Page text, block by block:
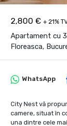
2,800 € + 21%
Apartament cu
Floreasca,
WhatsApp
City Nest vă
camere, situat în
una dintre cele